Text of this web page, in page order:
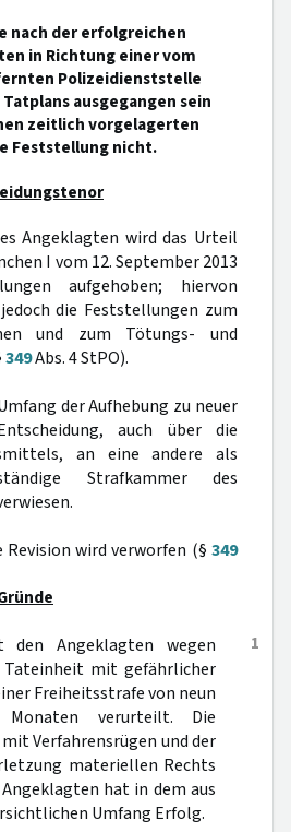
nach der erfolgreichen
in Richtung einer vom
Polizeidienststelle
ausgegangen sein
zeitlich vorgelagerten
Feststellung nicht.
Angeklagten wird das Urteil
I vom 12. September 2013
aufgehoben; hiervon
die Feststellungen zum
und zum Tötungs- und
349Abs. 4 StPO).
der Aufhebung zu neuer
auch über die
an eine andere als
Strafkammer des
Revision wird verworfen (§ 349
1
den Angeklagten wegen
Tateinheit mit gefährlicher
Freiheitsstrafe von neun
verurteilt. Die
Verfahrensrügen und der
materiellen Rechts
hat in dem aus
Umfang Erfolg.